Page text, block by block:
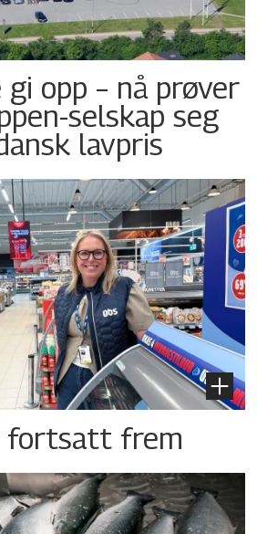
opp – nå prøver
selskap seg
lavpris
fortsatt frem